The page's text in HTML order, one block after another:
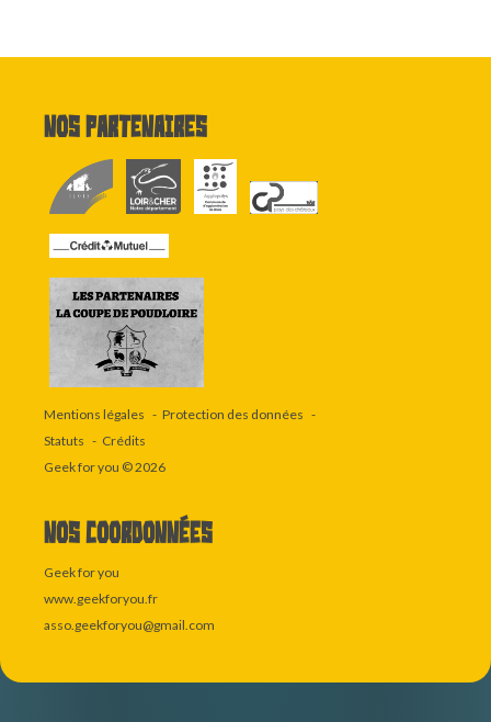
Nos partenaires
Mentions légales
Protection des données
Statuts
Crédits
Geek for you © 2026
Nos coordonnées
Geek for you
www.geekforyou.fr
asso.geekforyou@gmail.com